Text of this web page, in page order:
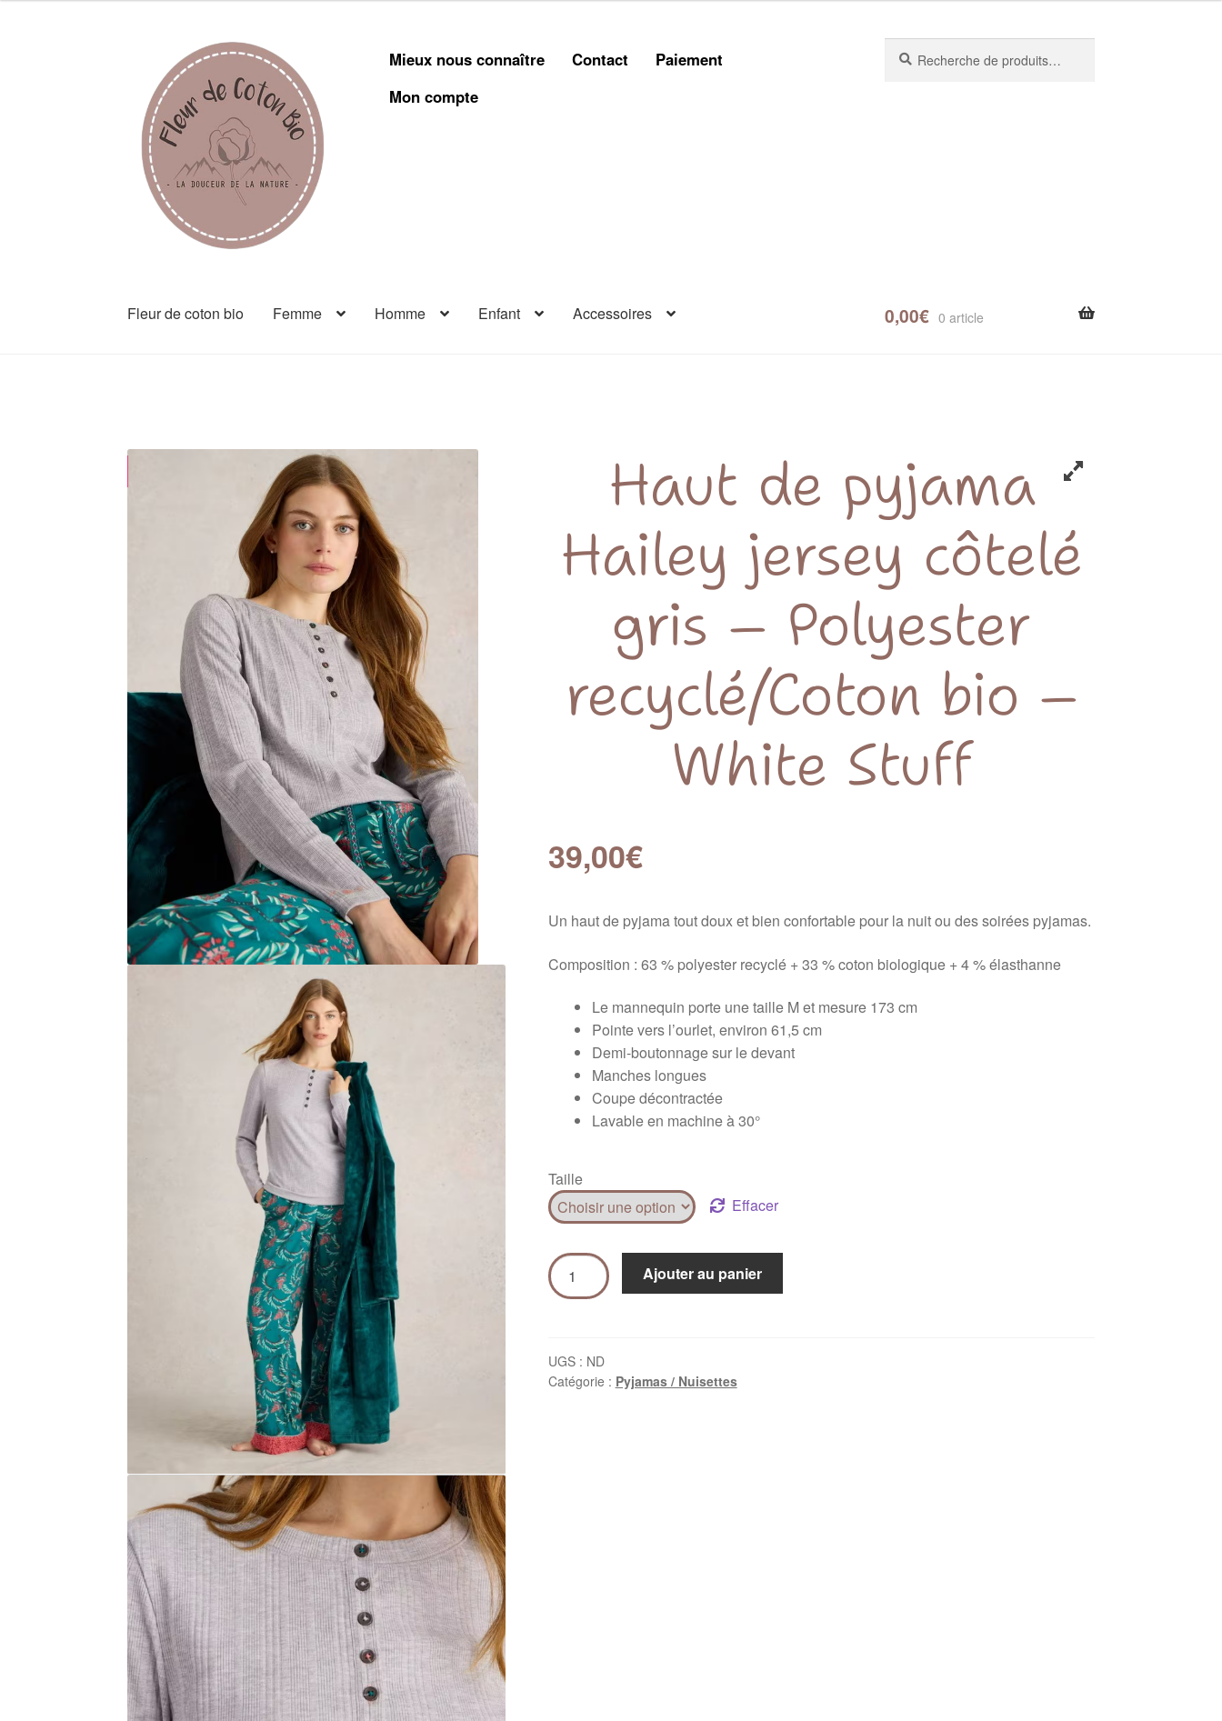
Mieux nous connaître Contact
Paiement
Mon compte
Fleur de coton bio Femme Homme Enfant Accessoires 0,00€ 0 article
Haut de pyjama
Hailey jersey côtelé
gris – Polyester
recyclé/Coton bio –
White Stuff
39,00€
Un haut de pyjama tout doux et bien confortable pour la nuit ou des soirées pyjamas.
Composition : 63 % polyester recyclé + 33 % coton biologique + 4 % élasthanne
Le mannequin porte une taille M et mesure 173 cm
Pointe vers l’ourlet, environ 61,5 cm
Demi-boutonnage sur le devant
Manches longues
Coupe décontractée
Lavable en machine à 30°
Taille
Effacer
Ajouter au panier
UGS : ND
Catégorie : Pyjamas / Nuisettes